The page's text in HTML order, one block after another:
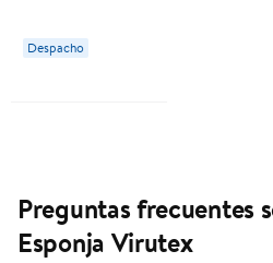
Despacho
Preguntas frecuentes
Esponja Virutex